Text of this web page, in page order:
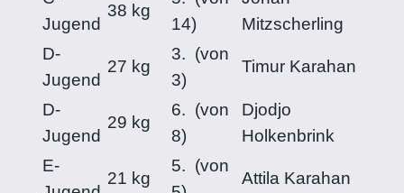
Jugend
38 kg
14)
Mitzscherling
D-
Jugend
27 kg
3. (von
3)
Timur Karahan
D-
Jugend
29 kg
6. (von
8)
Djodjo
Holkenbrink
E-
21 kg
5. (von
Attila Karahan